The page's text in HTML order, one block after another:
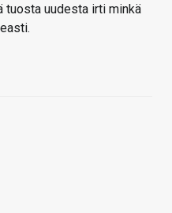
tuosta uudesta irti minkä